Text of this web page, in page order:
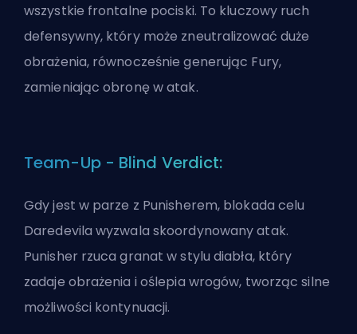
wszystkie frontalne pociski. To kluczowy ruch
defensywny, który może zneutralizować duże
obrażenia, równocześnie generując Fury,
zamieniając obronę w atak.
Team-Up - Blind Verdict:
Gdy jest w parze z Punisherem, blokada celu
Daredevila wyzwala skoordynowany atak.
Punisher rzuca granat w stylu diabła, który
zadaje obrażenia i oślepia wrogów, tworząc silne
możliwości kontynuacji.